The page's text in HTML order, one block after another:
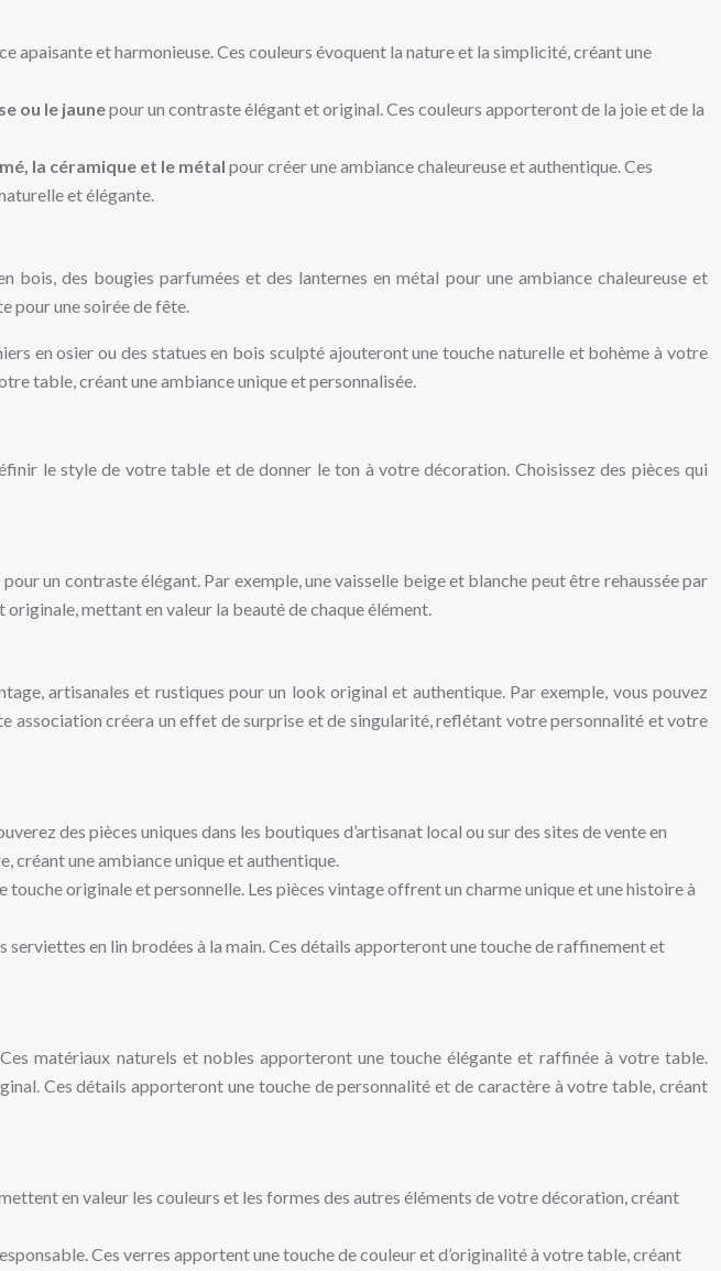
apaisante et harmonieuse. Ces couleurs évoquent la nature et la simplicité, créant une
ou le jaunepour un contraste élégant et original. Ces couleurs apporteront de la joie et de la
la céramique et le métalpour créer une ambiance chaleureuse et authentique. Ces
et élégante.
bois, des bougies parfumées et des lanternes en métal pour une ambiance chaleureuse et
pour une soirée de fête.
en osier ou des statues en bois sculpté ajouteront une touche naturelle et bohème à votre
table, créant une ambiance unique et personnalisée.
le style de votre table et de donner le ton à votre décoration. Choisissez des pièces qui
un contraste élégant. Par exemple, une vaisselle beige et blanche peut être rehaussée par
mettant en valeur la beauté de chaque élément.
artisanales et rustiques pour un look original et authentique. Par exemple, vous pouvez
association créera un effet de surprise et de singularité, reflétant votre personnalité et votre
des pièces uniques dans les boutiques d’artisanat local ou sur des sites de vente en
créant une ambiance unique et authentique.
touche originale et personnelle. Les pièces vintage offrent un charme unique et une histoire à
serviettes en lin brodées à la main. Ces détails apporteront une touche de raffinement et
matériaux naturels et nobles apporteront une touche élégante et raffinée à votre table.
Ces détails apporteront une touche de personnalité et de caractère à votre table, créant
en valeur les couleurs et les formes des autres éléments de votre décoration, créant
Ces verres apportent une touche de couleur et d’originalité à votre table, créant